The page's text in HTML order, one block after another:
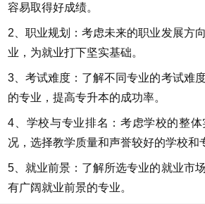
容易取得好成绩。
2、职业规划：考虑未来的职业发展方
业，为就业打下坚实基础。
3、考试难度：了解不同专业的考试难
的专业，提高专升本的成功率。
4、学校与专业排名：考虑学校的整
况，选择教学质量和声誉较好的学校和
5、就业前景：了解所选专业的就业市
有广阔就业前景的专业。